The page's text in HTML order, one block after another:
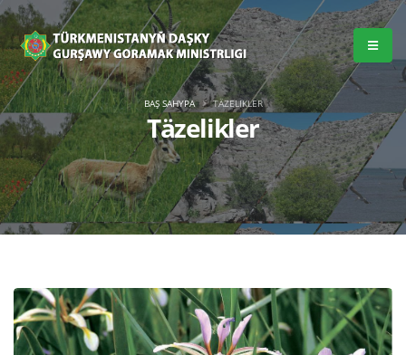
Täzelikler
BAŞ SAHYPA TÄZELIKLER